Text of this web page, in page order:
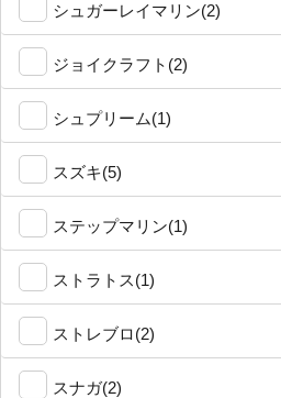
シュガーレイマリン(2)
ジョイクラフト(2)
シュプリーム(1)
スズキ(5)
ステップマリン(1)
ストラトス(1)
ストレブロ(2)
スナガ(2)